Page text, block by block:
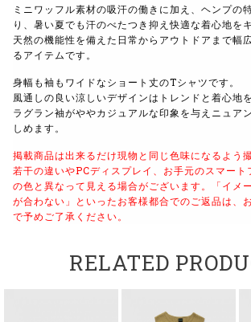
ミニワッフル素材の吸汗の働きに加え、ヘンプの
り、暑い夏でも汗のべたつき抑え快適な着心地を
天然の機能性を備えた日常からアウトドアまで幅
るアイテムです。
身幅も袖もワイドなショート丈のTシャツです。
風通しの良い涼しいデザインはトレンドと着心地を
ラグラン袖がややカジュアルな印象を与えニュア
しめます。
掲載商品は出来るだけ現物と同じ色味になるよう
若干の違いやPCディスプレイ、お手元のスマート
の色と異なって見える場合がございます。
「イメ
が合わない」といったお客様都合でのご返品は、
で予めご了承ください。
RELATED